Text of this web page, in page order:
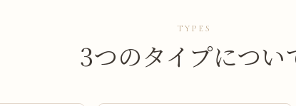
TYPES
3つのタイプについ